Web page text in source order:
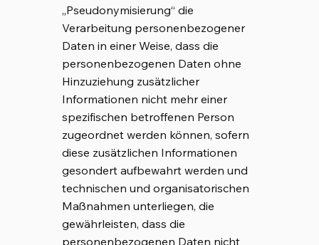
„Pseudonymisierung“ die
Verarbeitung personenbezogener
Daten in einer Weise, dass die
personenbezogenen Daten ohne
Hinzuziehung zusätzlicher
Informationen nicht mehr einer
spezifischen betroffenen Person
zugeordnet werden können, sofern
diese zusätzlichen Informationen
gesondert aufbewahrt werden und
technischen und organisatorischen
Maßnahmen unterliegen, die
gewährleisten, dass die
personenbezogenen Daten nicht